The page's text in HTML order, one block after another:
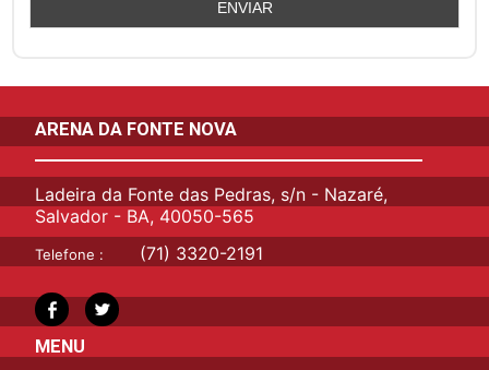
ARENA DA FONTE NOVA
Ladeira da Fonte das Pedras, s/n - Nazaré,
Salvador - BA, 40050-565
Telefone : (71) 3320-2191
MENU